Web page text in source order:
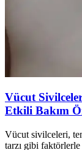
Vücut
Etkili Bakım
Vücut sivilceleri,
tarzı gibi